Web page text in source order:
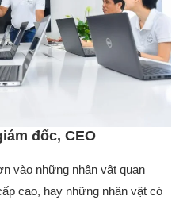
đốc, CEO
vào những nhân vật quan
cao, hay những nhân vật có